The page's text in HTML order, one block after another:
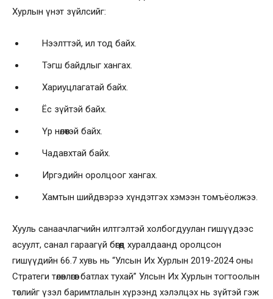
Хурлын үнэт зүйлсийг:
Нээлттэй, ил тод байх.
Тэгш байдлыг хангах.
Хариуцлагатай байх.
Ёс зүйтэй байх.
Үр нөлөөтэй байх.
Чадавхтай байх.
Иргэдийн оролцоог хангах.
Хамтын шийдвэрээ хүндэтгэх хэмээн томъёолжээ.
Хууль санаачлагчийн илтгэлтэй холбогдуулан гишүүдээс
асуулт, санал гараагүй бөгөөд хуралдаанд оролцсон
гишүүдийн 66.7 хувь нь “Улсын Их Хурлын 2019-2024 оны
Стратеги төлөвлөгөөг батлах тухай” Улсын Их Хурлын тогтоолын
төслийг үзэл баримтлалын хүрээнд хэлэлцэх нь зүйтэй гэж